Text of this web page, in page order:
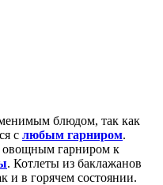
блюдом, так как
с любым гарниром.
овощным гарниром к
. Котлеты из баклажанов
и в горячем состоянии.